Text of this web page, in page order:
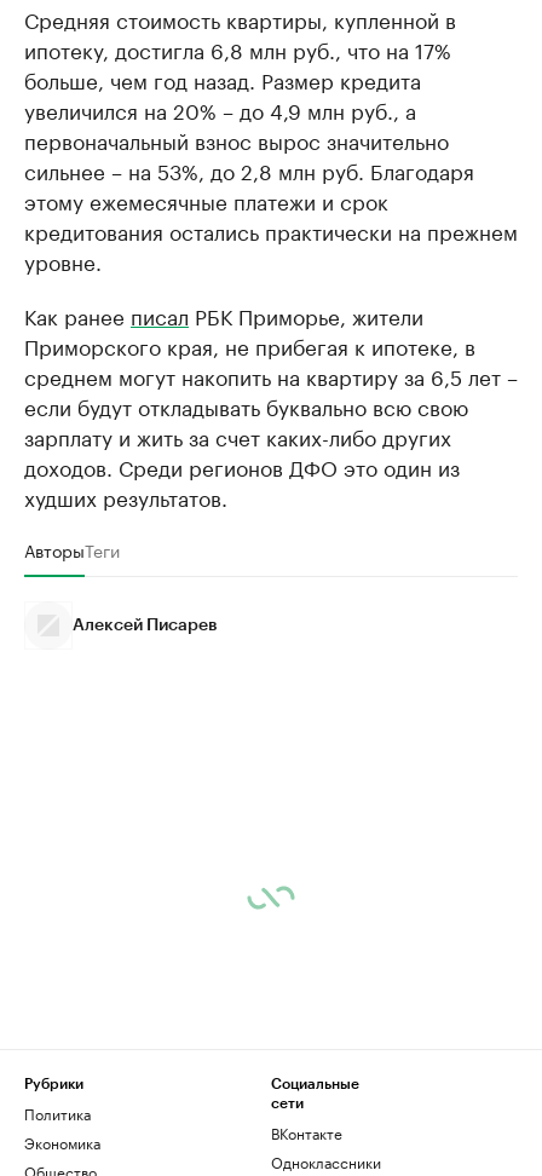
Средняя стоимость квартиры, купленной в
ипотеку, достигла 6,8 млн руб., что на 17%
больше, чем год назад. Размер кредита
увеличился на 20% – до 4,9 млн руб., а
первоначальный взнос вырос значительно
сильнее – на 53%, до 2,8 млн руб. Благодаря
этому ежемесячные платежи и срок
кредитования остались практически на прежнем
уровне.
Как ранее писал РБК Приморье, жители
Приморского края, не прибегая к ипотеке, в
среднем могут накопить на квартиру за 6,5 лет –
если будут откладывать буквально всю свою
зарплату и жить за счет каких-либо других
доходов. Среди регионов ДФО это один из
худших результатов.
АвторыТеги
Алексей Писарев
Рубрики
Политика
Экономика
Общество
Социальные
сети
ВКонтакте
Одноклассники